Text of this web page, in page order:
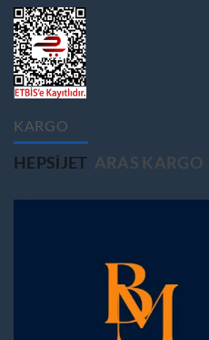
KARGO
HEPSIJET ARAS KARGO